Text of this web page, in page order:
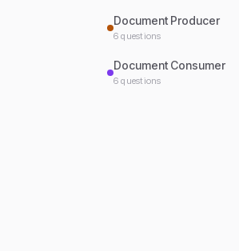
Document Producer
6 questions
Document Consumer
6 questions